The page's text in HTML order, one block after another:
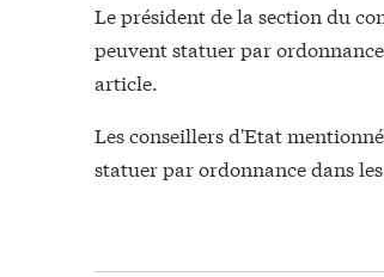
Le président de la section du
peuvent statuer par
article.
Les conseillers d'Etat
statuer par ordonnance dans